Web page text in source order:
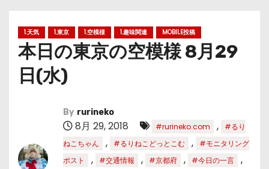
1.天気 1.東京 1.空模様 1.趣味関連 MOBILE投稿
本日の東京の空模様 8月29
日(水)
By rurineko
8月 29, 2018 #rurineko.com ,
#るり
ねこちゃん
, #るりねこどっとこむ ,
#モニタリング
ポスト
, #交通情報 , #京都府 , #今日の一言 ,